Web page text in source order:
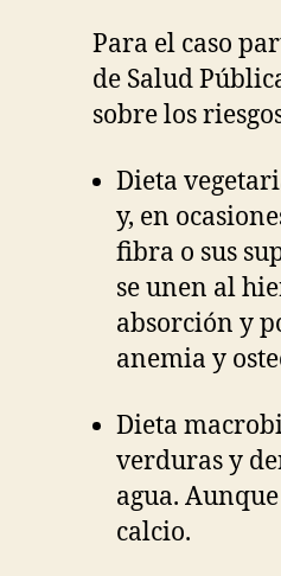
Para el caso
de Salud
sobre los
Dieta
y, en
fibra o sus
se unen al
absorción y
anemia y
Dieta
verduras y
agua.
calcio.